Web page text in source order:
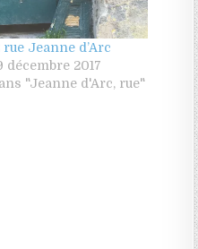
rue Jeanne d’Arc
décembre 2017
"Jeanne d'Arc, rue"